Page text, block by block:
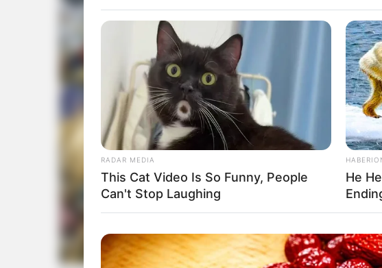
RADAR MEDIA
This Cat Video Is So Funny, People
Can't Stop Laughing
He